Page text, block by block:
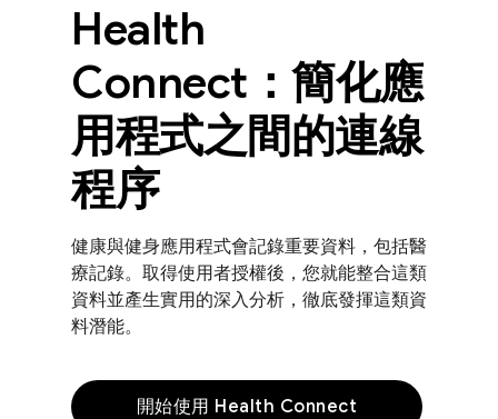
Health
Connect：簡化應
用程式之間的連線
程序
健康與健身應用程式會記錄重要資料，包括醫
療記錄。取得使用者授權後，您就能整合這類
資料並產生實用的深入分析，徹底發揮這類資
料潛能。
開始使用 Health Connect